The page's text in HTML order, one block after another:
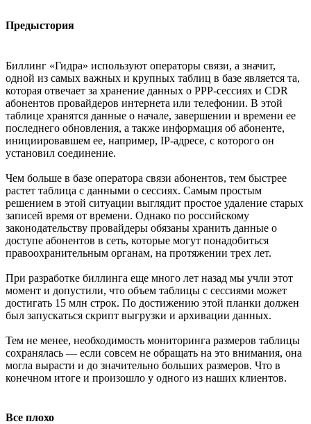
Предыстория
Биллинг «Гидра» используют операторы связи, а значит,
одной из самых важных и крупных таблиц в базе является та,
которая отвечает за хранение данных о PPP-сессиях и CDR
абонентов провайдеров интернета или телефонии. В этой
таблице хранятся данные о начале, завершении и времени ее
последнего обновления, а также информация об абоненте,
инициировавшем ее, например, IP-адресе, с которого он
установил соединение.
Чем больше в базе оператора связи абонентов, тем быстрее
растет таблица с данными о сессиях. Самым простым
решением в этой ситуации выглядит простое удаление старых
записей время от времени. Однако по российскому
законодательству провайдеры обязаны хранить данные о
доступе абонентов в сеть, которые могут понадобиться
правоохранительным органам, на протяжении трех лет.
При разработке биллинга еще много лет назад мы учли этот
момент и допустили, что объем таблицы с сессиями может
достигать 15 млн строк. По достижению этой планки должен
был запускаться скрипт выгрузки и архивации данных.
Тем не менее, необходимость мониторинга размеров таблицы
сохранялась — если совсем не обращать на это внимания, она
могла вырасти и до значительно больших размеров. Что в
конечном итоге и произошло у одного из наших клиентов.
Все плохо